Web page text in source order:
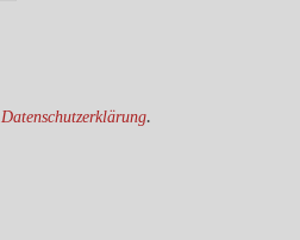
Datenschutzerklärung.